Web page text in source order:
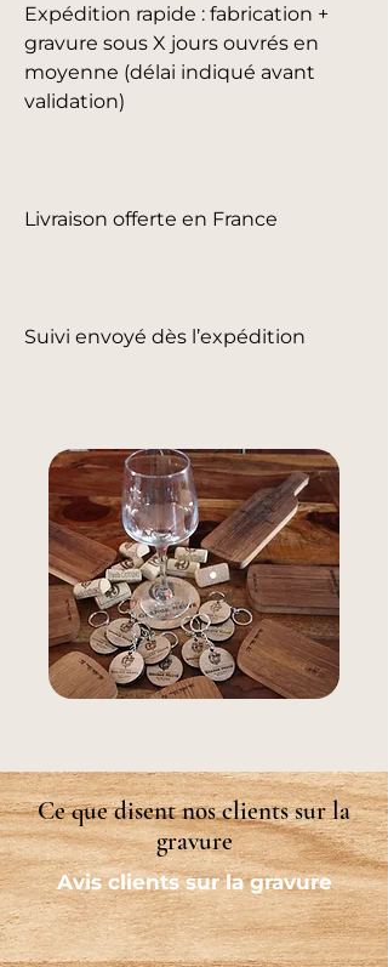
Expédition rapide : fabrication +
gravure sous X jours ouvrés en
moyenne (délai indiqué avant
validation)
Livraison offerte en France
Suivi envoyé dès l’expédition
Ce que disent nos clients sur la
gravure
Avis clients sur la gravure